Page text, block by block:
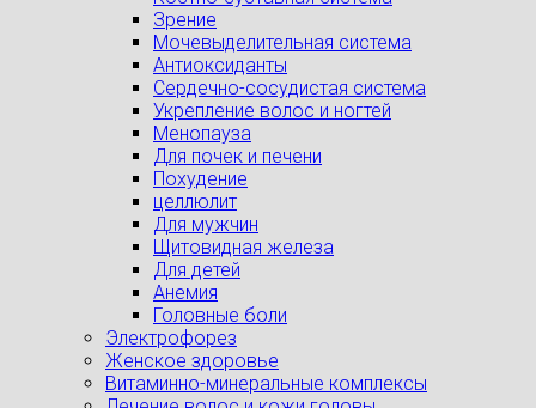
Зрение
Мочевыделительная система
Антиоксиданты
Сердечно-сосудистая система
Укрепление волос и ногтей
Менопауза
Для почек и печени
Похудение
целлюлит
Для мужчин
Щитовидная железа
Для детей
Анемия
Головные боли
Электрофорез
Женское здоровье
Витаминно-минеральные комплексы